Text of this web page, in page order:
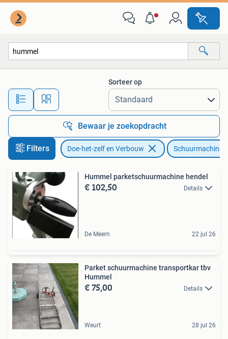
Alle afstanden…
Sorteer op
Bewaar je zoekopdracht
Filters Doe-het-zelf en Verbouw Schuurmachines
Hummel parketschuurmachine hendel
€ 102,50 Details
De Meern 22 jul 26
Parket schuurmachine transportkar tbv
Hummel
€ 75,00 Details
Weurt 28 jul 26